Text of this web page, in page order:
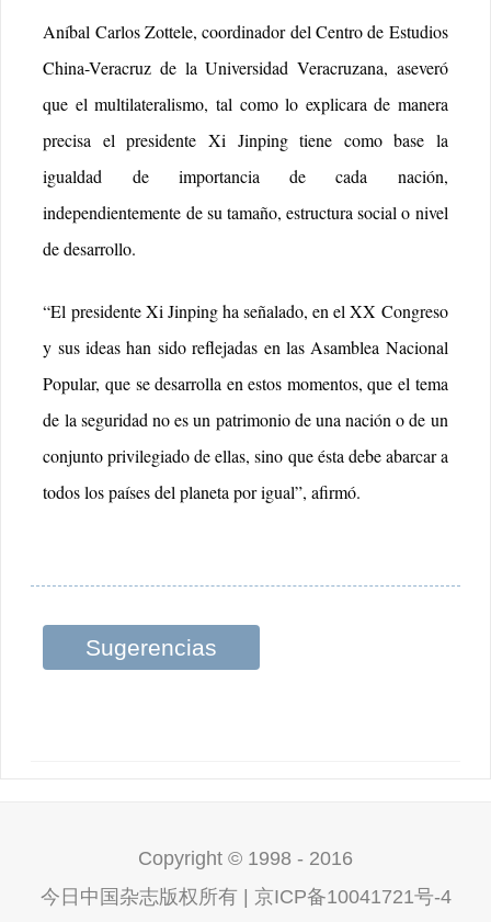
Aníbal Carlos Zottele, coordinador del Centro de Estudios
China-Veracruz de la Universidad Veracruzana, aseveró
que el multilateralismo, tal como lo explicara de manera
precisa el presidente Xi Jinping tiene como base la
igualdad de importancia de cada nación,
independientemente de su tamaño, estructura social o nivel
de desarrollo.
“El presidente Xi Jinping ha señalado, en el XX Congreso
y sus ideas han sido reflejadas en las Asamblea Nacional
Popular, que se desarrolla en estos momentos, que el tema
de la seguridad no es un patrimonio de una nación o de un
conjunto privilegiado de ellas, sino que ésta debe abarcar a
todos los países del planeta por igual”, afirmó.
Sugerencias
Copyright © 1998 - 2016
今日中国杂志版权所有 | 京ICP备10041721号-4